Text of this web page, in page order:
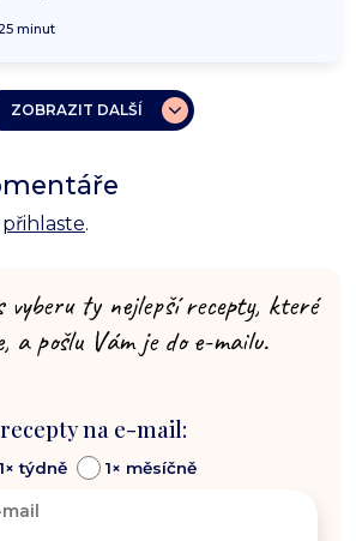
minut
ZOBRAZIT DALŠÍ
přihlaste.
vyberu ty nejlepší recepty, které
a pošlu Vám je do e-mailu.
na e-mail:
1× týdně 1× měsíčně